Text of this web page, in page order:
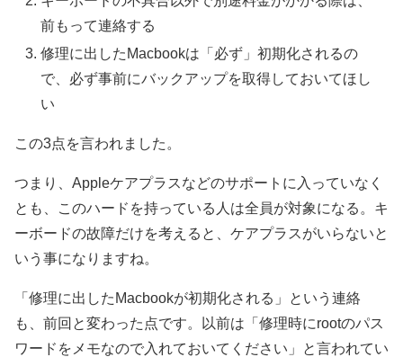
前もって連絡する
修理に出したMacbookは「必ず」初期化されるの
で、必ず事前にバックアップを取得しておいてほし
い
この3点を言われました。
つまり、Appleケアプラスなどのサポートに入っていなく
とも、このハードを持っている人は全員が対象になる。キ
ーボードの故障だけを考えると、ケアプラスがいらないと
いう事になりますね。
「修理に出したMacbookが初期化される」という連絡
も、前回と変わった点です。以前は「修理時にrootのパス
ワードをメモなので入れておいてください」と言われてい